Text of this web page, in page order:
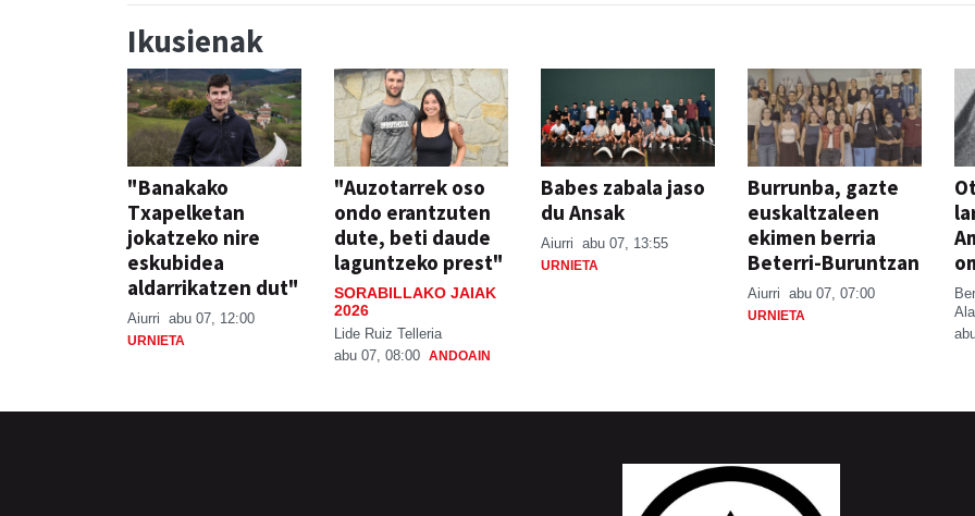
Ikusienak
"Banakako
Txapelketan
jokatzeko nire
eskubidea
aldarrikatzen dut"
Aiurri abu 07, 12:00
URNIETA
"Auzotarrek oso
ondo erantzuten
dute, beti daude
laguntzeko prest"
SORABILLAKO JAIAK
2026
Lide Ruiz Telleria
abu 07, 08:00 ANDOAIN
Babes zabala jaso
du Ansak
Aiurri abu 07, 13:55
URNIETA
Burrunba, gazte
euskaltzaleen
ekimen berria
Beterri-Buruntzan
Aiurri abu 07, 07:00
URNIETA